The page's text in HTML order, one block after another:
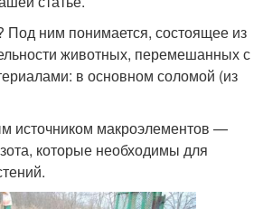
Под ним понимается, состоящее из
животных, перемешанных с
в основном соломой (из
источником макроэлементов —
которые необходимы для